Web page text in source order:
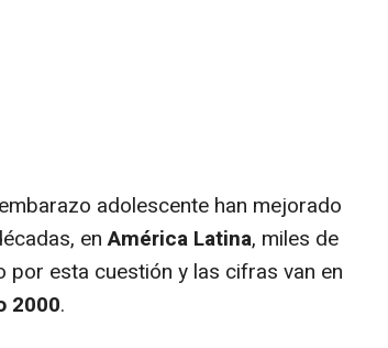
adolescente han mejorado
enAmérica Latina, miles de
por esta cuestión y las cifras van en
2000.